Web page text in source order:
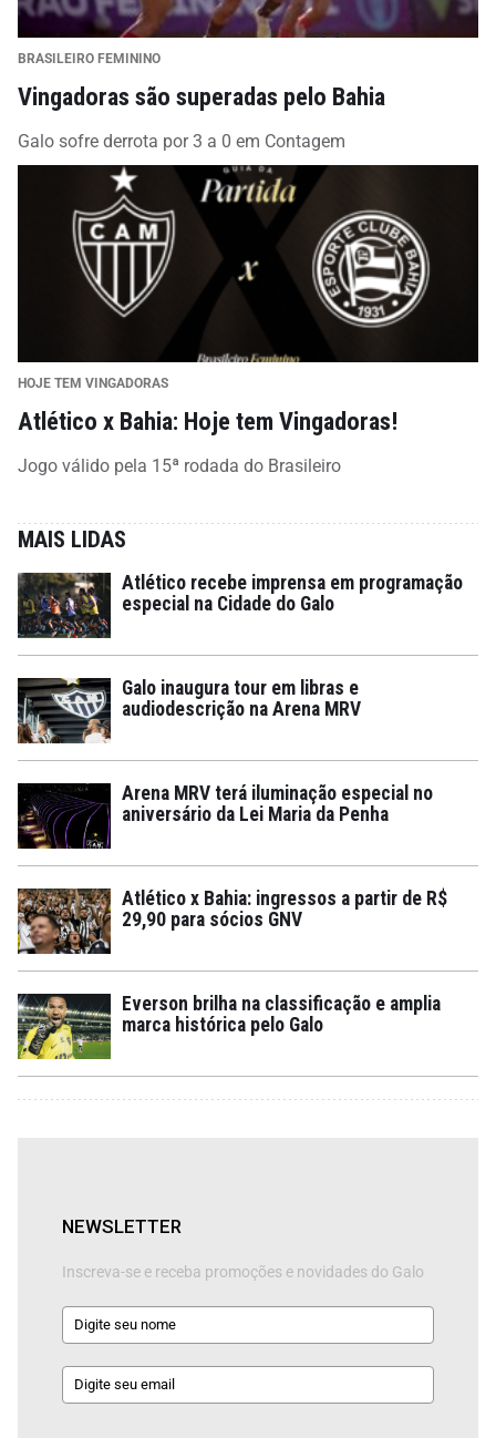
BRASILEIRO FEMININO
Vingadoras são superadas pelo Bahia
Galo sofre derrota por 3 a 0 em Contagem
HOJE TEM VINGADORAS
Atlético x Bahia: Hoje tem Vingadoras!
Jogo válido pela 15ª rodada do Brasileiro
MAIS LIDAS
Atlético recebe imprensa em programação
especial na Cidade do Galo
Galo inaugura tour em libras e
audiodescrição na Arena MRV
Arena MRV terá iluminação especial no
aniversário da Lei Maria da Penha
Atlético x Bahia: ingressos a partir de R$
29,90 para sócios GNV
Everson brilha na classificação e amplia
marca histórica pelo Galo
NEWSLETTER
Inscreva-se e receba promoções e novidades do Galo